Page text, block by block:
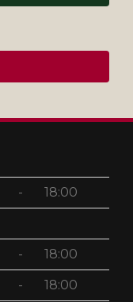
- 18:00
- 18:00
- 18:00